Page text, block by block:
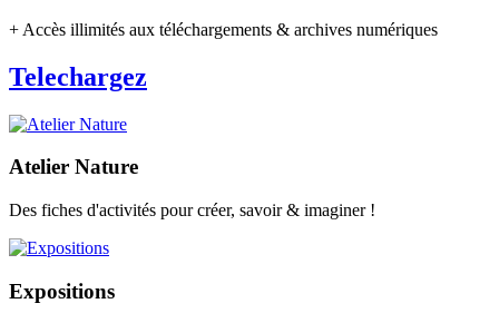
+ Accès illimités aux téléchargements & archives numériques
Telechargez
Atelier Nature
Des fiches d'activités pour créer, savoir & imaginer !
Expositions